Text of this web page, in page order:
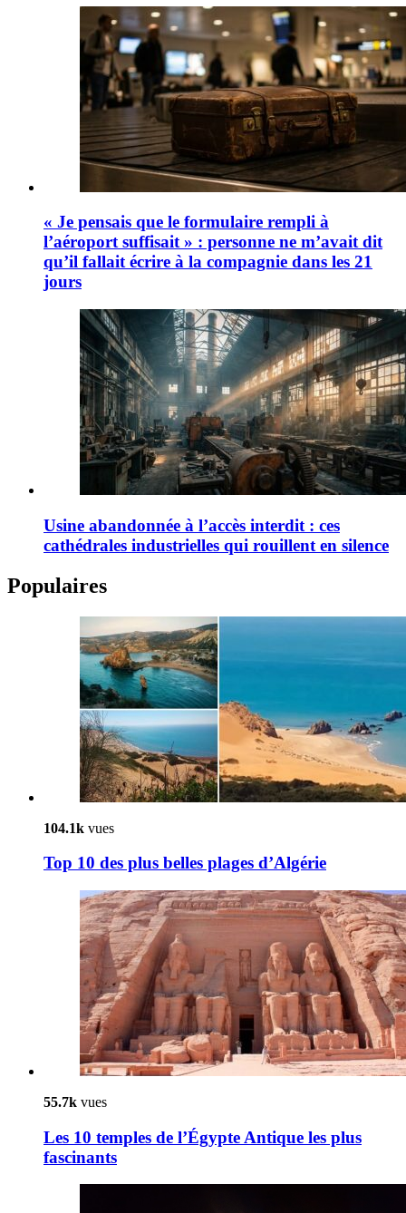
« Je pensais que le formulaire rempli à
l’aéroport suffisait » : personne ne m’avait dit
qu’il fallait écrire à la compagnie dans les 21
jours
Usine abandonnée à l’accès interdit : ces
cathédrales industrielles qui rouillent en silence
Populaires
104.1k vues
Top 10 des plus belles plages d’Algérie
55.7k vues
Les 10 temples de l’Égypte Antique les plus
fascinants